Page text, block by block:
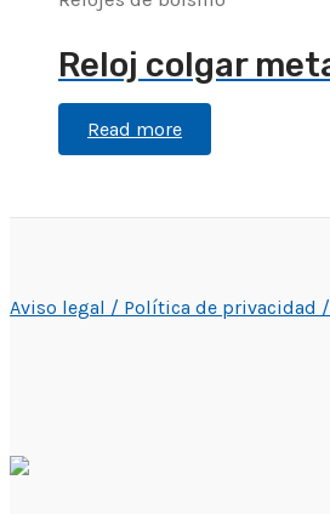
Reloj colgar
Read more
Aviso legal / Política de privacidad /